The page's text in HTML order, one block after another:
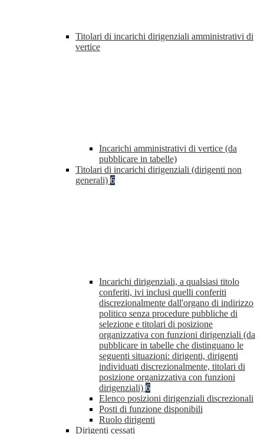
Titolari di incarichi dirigenziali amministrativi di
vertice
Incarichi amministrativi di vertice (da
pubblicare in tabelle)
Titolari di incarichi dirigenziali (dirigenti non
generali) 6
Incarichi dirigenziali, a qualsiasi titolo
conferiti, ivi inclusi quelli conferiti
discrezionalmente dall'organo di indirizzo
politico senza procedure pubbliche di
selezione e titolari di posizione
organizzativa con funzioni dirigenziali (da
pubblicare in tabelle che distinguano le
seguenti situazioni: dirigenti, dirigenti
individuati discrezionalmente, titolari di
posizione organizzativa con funzioni
dirigenziali) 6
Elenco posizioni dirigenziali discrezionali
Posti di funzione disponibili
Ruolo dirigenti
Dirigenti cessati